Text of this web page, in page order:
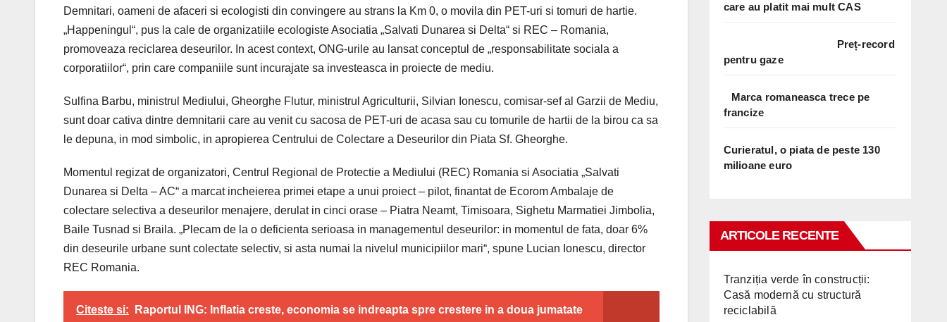
Demnitari, oameni de afaceri si ecologisti din convingere au strans la Km 0, o movila din PET-uri si tomuri de hartie.
„Happeningul“, pus la cale de organizatiile ecologiste Asociatia „Salvati Dunarea si Delta“ si REC – Romania,
promoveaza reciclarea deseurilor. In acest context, ONG-urile au lansat conceptul de „responsabilitate sociala a
corporatiilor“, prin care companiile sunt incurajate sa investeasca in proiecte de mediu.
Sulfina Barbu, ministrul Mediului, Gheorghe Flutur, ministrul Agriculturii, Silvian Ionescu, comisar-sef al Garzii de Mediu,
sunt doar cativa dintre demnitarii care au venit cu sacosa de PET-uri de acasa sau cu tomurile de hartii de la birou ca sa
le depuna, in mod simbolic, in apropierea Centrului de Colectare a Deseurilor din Piata Sf. Gheorghe.
Momentul regizat de organizatori, Centrul Regional de Protectie a Mediului (REC) Romania si Asociatia „Salvati
Dunarea si Delta – AC“ a marcat incheierea primei etape a unui proiect – pilot, finantat de Ecorom Ambalaje de
colectare selectiva a deseurilor menajere, derulat in cinci orase – Piatra Neamt, Timisoara, Sighetu Marmatiei Jimbolia,
Baile Tusnad si Braila. „Plecam de la o deficienta serioasa in managementul deseurilor: in momentul de fata, doar 6%
din deseurile urbane sunt colectate selectiv, si asta numai la nivelul municipiilor mari“, spune Lucian Ionescu, director
REC Romania.
Citeste si:
Raportul ING: Inflatia creste, economia se indreapta spre crestere in a doua jumatate
care au platit mai mult CAS
Preț-record
pentru gaze
Marca romaneasca trece pe
francize
Curieratul, o piata de peste 130
milioane euro
ARTICOLE RECENTE
Tranziția verde în construcții:
Casă modernă cu structură
reciclabilă